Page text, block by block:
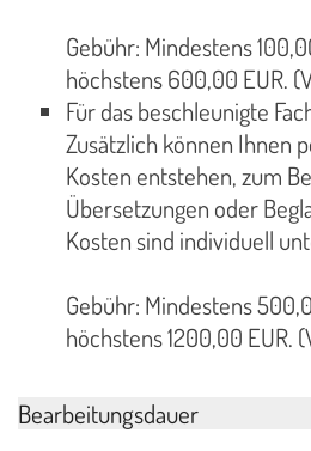
Gebühr: Mindestens
höchstens 600,00 EUR.
Für das beschleunigte
Zusätzlich können Ihnen
Kosten entstehen, zum
Übersetzungen oder
Kosten sind individuell
Gebühr: Mindestens
höchstens 1200,00 EUR.
Bearbeitungsdauer